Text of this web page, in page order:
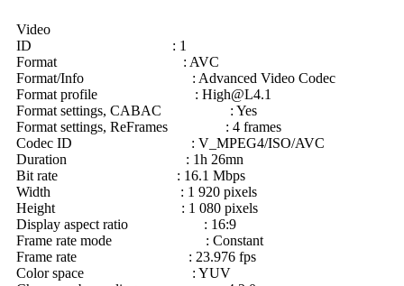
Video
ID : 1
Format : AVC
Format/Info : Advanced Video Codec
Format profile : High@L4.1
Format settings, CABAC : Yes
Format settings, ReFrames : 4 frames
Codec ID : V_MPEG4/ISO/AVC
Duration : 1h 26mn
Bit rate : 16.1 Mbps
Width : 1 920 pixels
Height : 1 080 pixels
Display aspect ratio : 16:9
Frame rate mode : Constant
Frame rate : 23.976 fps
Color space : YUV